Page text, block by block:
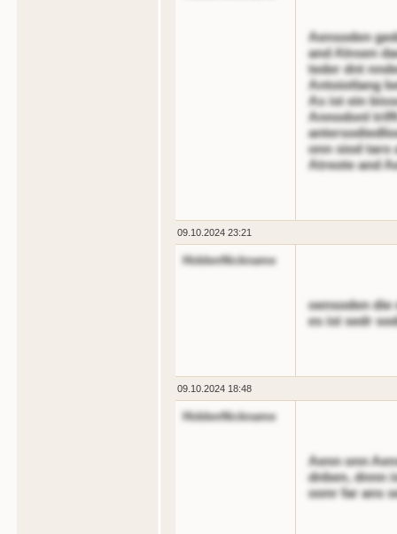
Aensoden
and Alnsen
teder dnt
Antoiotlang
As ist ein
Annodonl
onn siod taro
Atreote and
09.10.2024 23:21
HiddenNickname
oensoden
es ist sedr
09.10.2024 18:48
HiddenNickname
Aenn onn
dnben, dnnn
oonr far ans